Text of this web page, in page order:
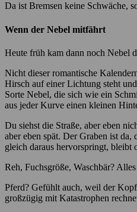
Da ist Bremsen keine Schwäche,
Wenn der Nebel mitfährt
Heute früh kam dann noch Nebel
Nicht dieser romantische
Hirsch auf einer Lichtung steht
Sorte Nebel, die sich wie ein
aus jeder Kurve einen kleinen
Du siehst die Straße, aber eben
aber eben spät. Der Graben ist da,
gleich daraus hervorspringt, bleibt
Reh, Fuchsgröße, Waschbär?
Pferd? Gefühlt auch, weil der
großzügig mit Katastrophen